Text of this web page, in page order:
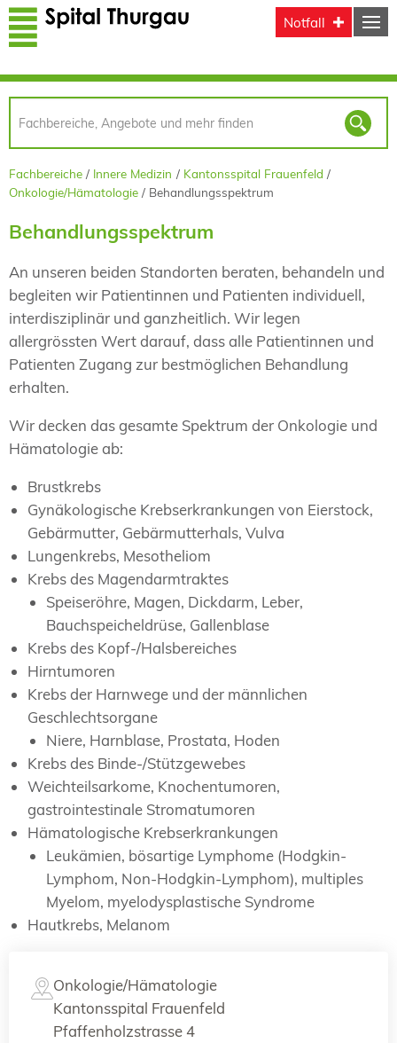
Direkt zum Inhalt
Notfall
Fachbereiche Innere Medizin
Kantonsspital Frauenfeld
Onkologie/Hämatologie
Behandlungsspektrum
Behandlungsspektrum
An unseren beiden Standorten beraten, behandeln und
begleiten wir Patientinnen und Patienten individuell,
interdisziplinär und ganzheitlich. Wir legen
allergrössten Wert darauf, dass alle Patientinnen und
Patienten Zugang zur bestmöglichen Behandlung
erhalten.
Wir decken das gesamte Spektrum der Onkologie und
Hämatologie ab:
Brustkrebs
Gynäkologische Krebserkrankungen von Eierstock,
Gebärmutter, Gebärmutterhals, Vulva
Lungenkrebs, Mesotheliom
Krebs des Magendarmtraktes
Speiseröhre, Magen, Dickdarm, Leber,
Bauchspeicheldrüse, Gallenblase
Krebs des Kopf-/Halsbereiches
Hirntumoren
Krebs der Harnwege und der männlichen
Geschlechtsorgane
Niere, Harnblase, Prostata, Hoden
Krebs des Binde-/Stützgewebes
Weichteilsarkome, Knochentumoren,
gastrointestinale Stromatumoren
Hämatologische Krebserkrankungen
Leukämien, bösartige Lymphome (Hodgkin-
Lymphom, Non-Hodgkin-Lymphom), multiples
Myelom, myelodysplastische Syndrome
Hautkrebs, Melanom
Onkologie/Hämatologie
Kantonsspital Frauenfeld
Pfaffenholzstrasse 4